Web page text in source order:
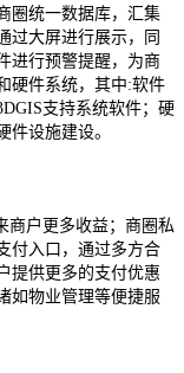
圈统一数据库，汇集
过大屏进行展示，同
进行预警提醒，为商
硬件系统，其中:软件
支持系统软件；硬
件设施建设。
商户更多收益；商圈私
付入口，通过多方合
提供更多的支付优惠
如物业管理等便捷服